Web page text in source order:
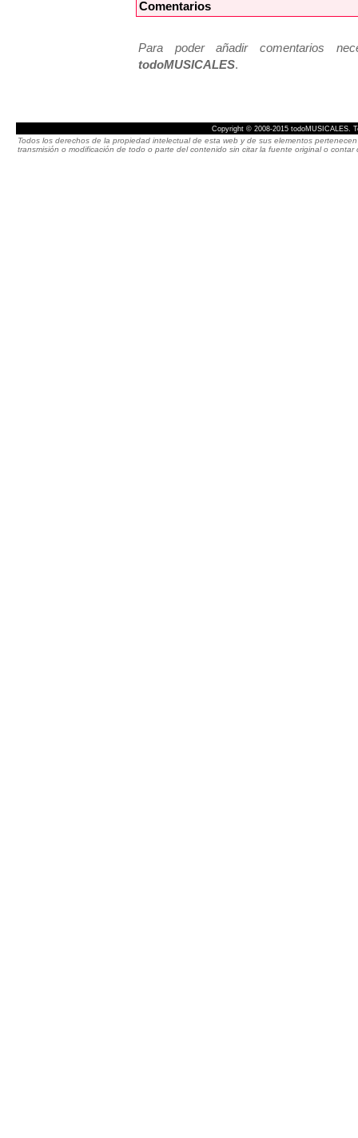
Comentarios
Para poder añadir comentarios
todoMUSICALES.
Copyright © 2008-2015 todoMUSICALES.
Todos los derechos de la propiedad intelectual de esta web y de sus elementos
transmisión o modificación de todo o parte del contenido sin citar la fuente original o